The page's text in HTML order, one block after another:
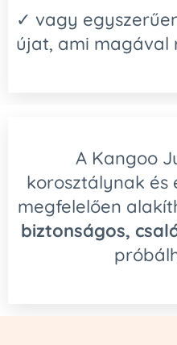
✓ vagy
újat, ami magával
A Kangoo
korosztálynak és
megfelelően
biztonságos,